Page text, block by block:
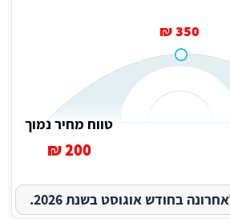
350 ₪
טווח מחיר נמוך
200 ₪
בחודש אוגוסט בשנת 2026.